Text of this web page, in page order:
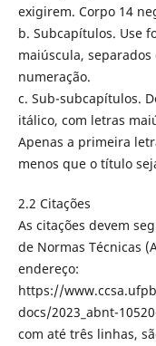
exigirem. Corpo 14
b. Subcapítulos. Use
maiúscula,
numeração.
c. Sub-subcapítulos.
itálico, com letras
Apenas a primeira
menos que o título
2.2 Citações
As citações devem
de Normas Técnicas
endereço:
https://
docs/2023_abnt-
com até três linhas,